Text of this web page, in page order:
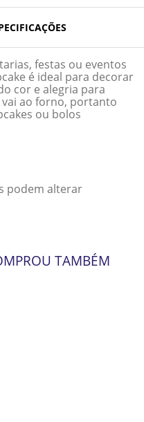
festas ou eventos
é ideal para decorar
cor e alegria para
ao forno, portanto
ou bolos
podem alterar
TAMBÉM